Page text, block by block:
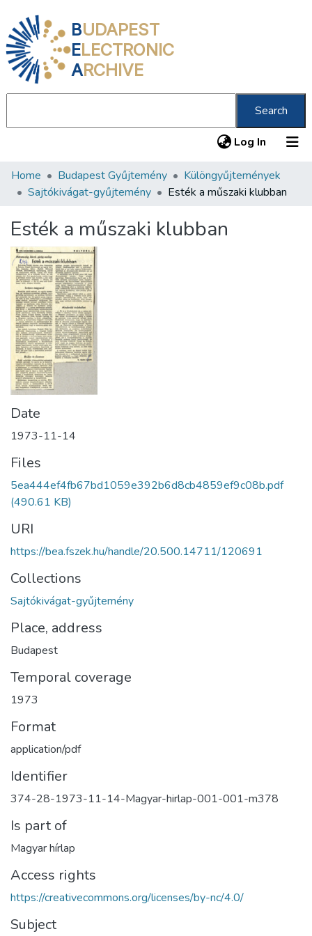
BUDAPEST
ELECTRONIC
ARCHIVE
Search
Log In (current)
Communities & Collections
Statistics
About us
Home Budapest Gyűjtemény
Különgyűjtemények
Sajtókivágat-gyűjtemény
Esték a műszaki klubban
Esték a műszaki klubban
Date
1973-11-14
Files
5ea444ef4fb67bd1059e392b6d8cb4859ef9c08b.pdf
(490.61 KB)
URI
https://bea.fszek.hu/handle/20.500.14711/120691
Collections
Sajtókivágat-gyűjtemény
Place, address
Budapest
Temporal coverage
1973
Format
application/pdf
Identifier
374-28-1973-11-14-Magyar-hirlap-001-001-m378
Is part of
Magyar hírlap
Access rights
https://creativecommons.org/licenses/by-nc/4.0/
Subject